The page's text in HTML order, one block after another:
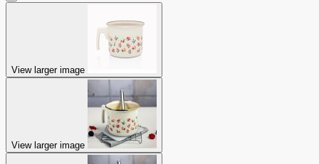
View larger image
View larger image